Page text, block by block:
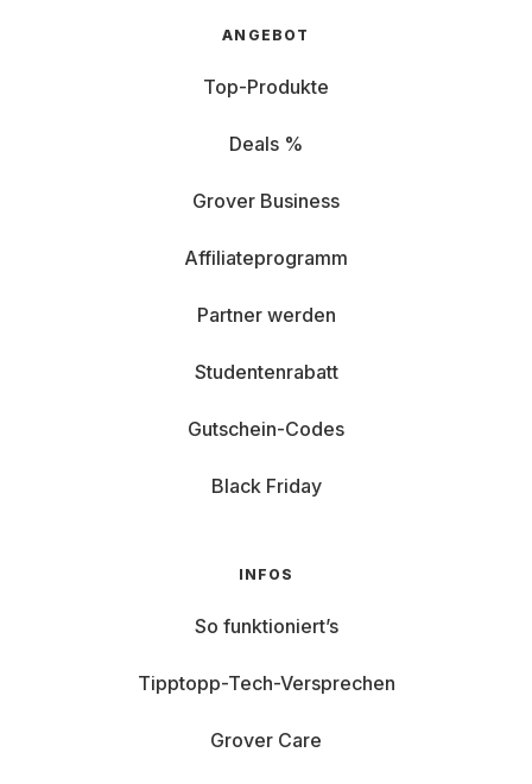
ANGEBOT
Top-Produkte
Deals %
Grover Business
Affiliateprogramm
Partner werden
Studentenrabatt
Gutschein-Codes
Black Friday
INFOS
So funktioniert’s
Tipptopp-Tech-Versprechen
Grover Care